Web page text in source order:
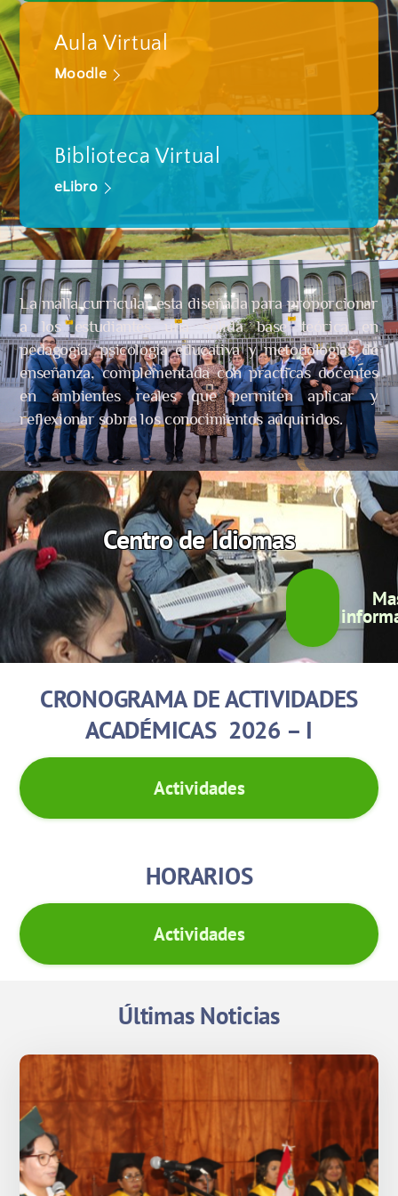
Aula Virtual
Moodle
Biblioteca Virtual
eLibro
La malla curricular esta diseñada para proporcionar
a los estudiantes una solida base teórica en
pedagogía, psicología educativa y metodologías de
enseñanza, complementada con practicas docentes
en ambientes reales que permiten aplicar y
reflexionar sobre los conocimientos adquiridos.
Centro de Idiomas
CRONOGRAMA DE ACTIVIDADES
ACADÉMICAS 2026 – I
Actividades
HORARIOS
Actividades
Últimas Noticias